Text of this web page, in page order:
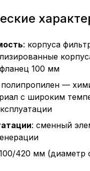
: корпуса
100 мм
полипропилен —
с широким
: сменный
420 мм (диаметр